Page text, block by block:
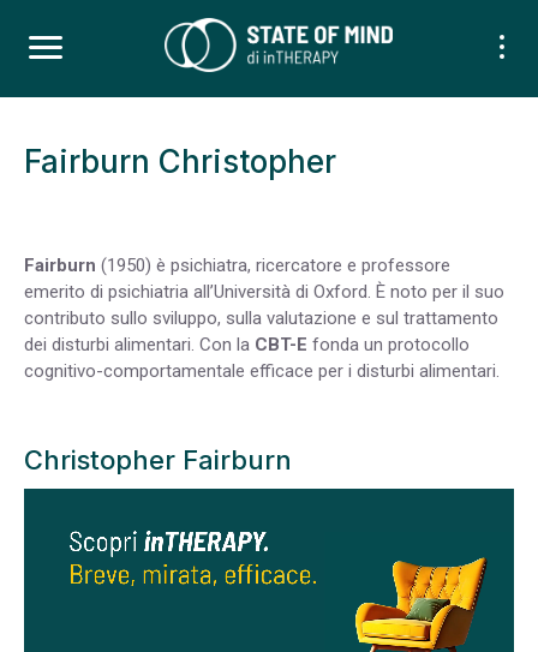
Fairburn Christopher
Fairburn (1950) è psichiatra, ricercatore e professore
emerito di psichiatria all’Università di Oxford. È noto per il suo
contributo sullo sviluppo, sulla valutazione e sul trattamento
dei disturbi alimentari. Con la CBT-E fonda un protocollo
cognitivo-comportamentale efficace per i disturbi alimentari.
Christopher Fairburn